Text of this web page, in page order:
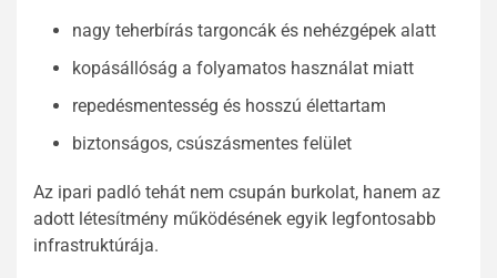
nagy teherbírás targoncák és nehézgépek alatt
kopásállóság a folyamatos használat miatt
repedésmentesség és hosszú élettartam
biztonságos, csúszásmentes felület
Az ipari padló tehát nem csupán burkolat, hanem az
adott létesítmény működésének egyik legfontosabb
infrastruktúrája.